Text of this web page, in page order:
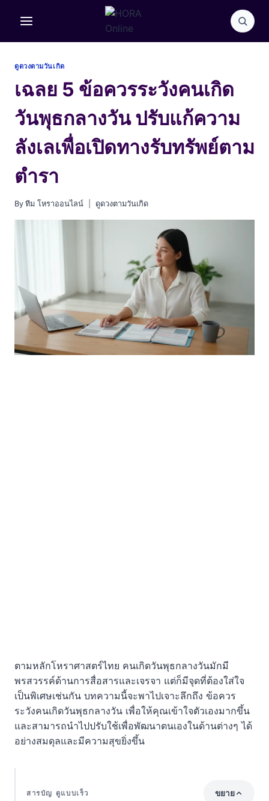
ดูดวงตามวันเกิด
เฉลย 5 ข้อควรระวังคนเกิด
วันพุธกลางวัน ปรับแก้ความ
ลังเลเพื่อเปิดทางรับทรัพย์ตาม
ตำรา
By ทีม โหราออนไลน์ ดูดวงตามวันเกิด
ตามหลักโหราศาสตร์ไทย คนเกิดวันพุธกลางวันมักมี
พรสวรรค์ด้านการสื่อสารและเจรจา แต่ก็มีจุดที่ต้องใส่ใจ
เป็นพิเศษเช่นกัน บทความนี้จะพาไปเจาะลึกถึง ข้อควร
ระวังคนเกิดวันพุธกลางวัน เพื่อให้คุณเข้าใจตัวเองมากขึ้น
และสามารถนำไปปรับใช้เพื่อพัฒนาตนเองในด้านต่างๆ ได้
อย่างสมดุลและมีความสุขยิ่งขึ้น
สารบัญ ดูแบบเร็ว ขยาย